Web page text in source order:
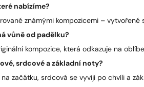
nabízíme?
známými kompozicemi –
vůně od padělku?
kompozice, která odkazuje na
srdcové a základní noty?
začátku, srdcová se vyvíjí po chvíli a